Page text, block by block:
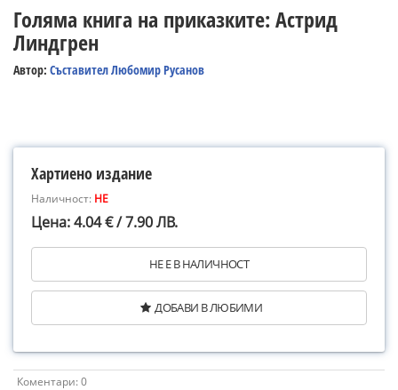
Голяма книга на приказките: Астрид
Линдгрен
Автор: Съставител Любомир Русанов
Хартиено издание
Наличност: НЕ
Цена: 4.04 € / 7.90 ЛВ.
НЕ Е В НАЛИЧНОСТ
ДОБАВИ В ЛЮБИМИ
Коментари: 0